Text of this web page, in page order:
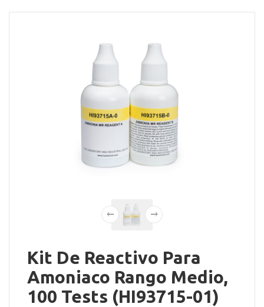
Kit De Reactivo Para
Amoniaco Rango Medio,
100 Tests (HI93715-01)